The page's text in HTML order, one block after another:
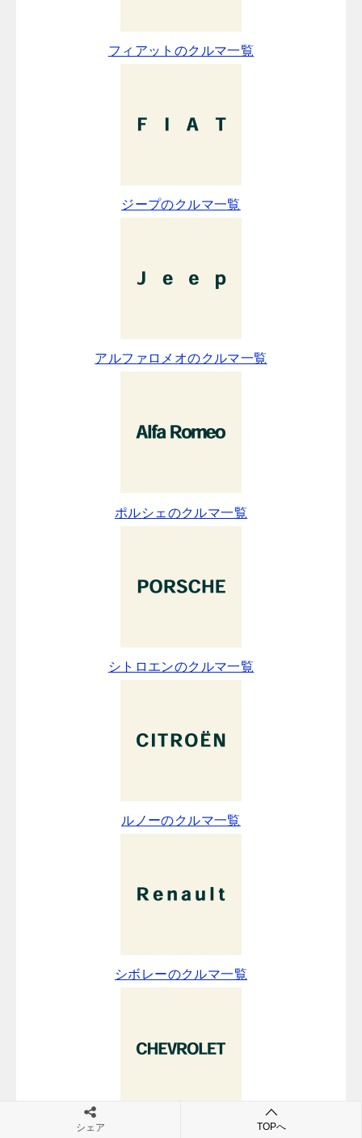
フィアットのクルマ一覧
ジープのクルマ一覧
アルファロメオのクルマ一覧
ポルシェのクルマ一覧
シトロエンのクルマ一覧
ルノーのクルマ一覧
シボレーのクルマ一覧
シェア TOPへ